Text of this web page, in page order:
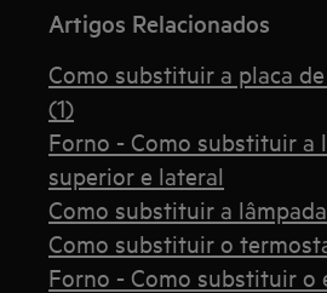
Artigos Relacionados
Como substituir a placa
(1)
Forno - Como substituir a
superior e lateral
Como substituir a
Como substituir o
Forno - Como substituir o